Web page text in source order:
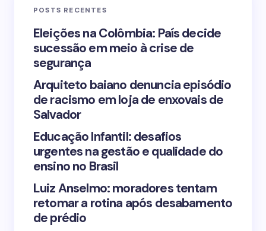
Your Comment *
Save my name and email in this browser for the
Submit Comment
POSTS RECENTES
Eleições na Colômbia: País decide
sucessão em meio à crise de
segurança
Arquiteto baiano denuncia episódio
de racismo em loja de enxovais de
Salvador
Educação Infantil: desafios
urgentes na gestão e qualidade do
ensino no Brasil
Luiz Anselmo: moradores tentam
retomar a rotina após desabamento
de prédio